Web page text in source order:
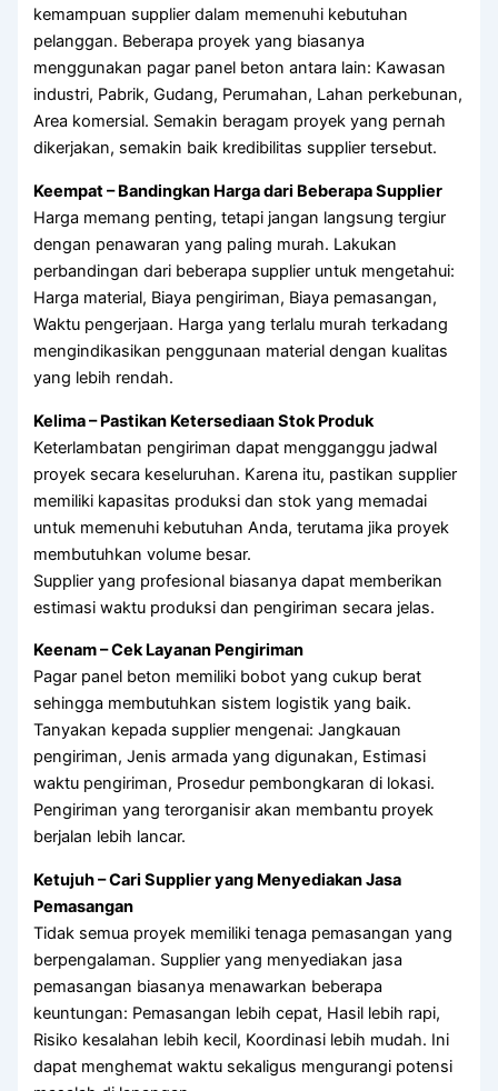
kemampuan supplier dalam memenuhi kebutuhan
pelanggan. Beberapa proyek yang biasanya
menggunakan pagar panel beton antara lain: Kawasan
industri, Pabrik, Gudang, Perumahan, Lahan perkebunan,
Area komersial. Semakin beragam proyek yang pernah
dikerjakan, semakin baik kredibilitas supplier tersebut.
Keempat – Bandingkan Harga dari Beberapa Supplier
Harga memang penting, tetapi jangan langsung tergiur
dengan penawaran yang paling murah. Lakukan
perbandingan dari beberapa supplier untuk mengetahui:
Harga material, Biaya pengiriman, Biaya pemasangan,
Waktu pengerjaan. Harga yang terlalu murah terkadang
mengindikasikan penggunaan material dengan kualitas
yang lebih rendah.
Kelima – Pastikan Ketersediaan Stok Produk
Keterlambatan pengiriman dapat mengganggu jadwal
proyek secara keseluruhan. Karena itu, pastikan supplier
memiliki kapasitas produksi dan stok yang memadai
untuk memenuhi kebutuhan Anda, terutama jika proyek
membutuhkan volume besar.
Supplier yang profesional biasanya dapat memberikan
estimasi waktu produksi dan pengiriman secara jelas.
Keenam – Cek Layanan Pengiriman
Pagar panel beton memiliki bobot yang cukup berat
sehingga membutuhkan sistem logistik yang baik.
Tanyakan kepada supplier mengenai: Jangkauan
pengiriman, Jenis armada yang digunakan, Estimasi
waktu pengiriman, Prosedur pembongkaran di lokasi.
Pengiriman yang terorganisir akan membantu proyek
berjalan lebih lancar.
Ketujuh – Cari Supplier yang Menyediakan Jasa
Pemasangan
Tidak semua proyek memiliki tenaga pemasangan yang
berpengalaman. Supplier yang menyediakan jasa
pemasangan biasanya menawarkan beberapa
keuntungan: Pemasangan lebih cepat, Hasil lebih rapi,
Risiko kesalahan lebih kecil, Koordinasi lebih mudah. Ini
dapat menghemat waktu sekaligus mengurangi potensi